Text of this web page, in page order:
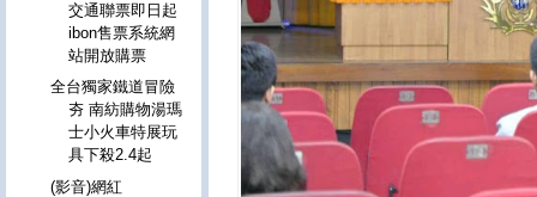
交通聯票即日起
ibon售票系統網
站開放購票
全台獨家鐵道冒險
夯 南紡購物湯瑪
士小火車特展玩
具下殺2.4起
(影音)網紅